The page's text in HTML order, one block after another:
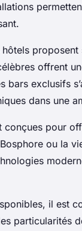
offrent
bars exclusifs
dans une
conçues pour
ou la
il est
particularités